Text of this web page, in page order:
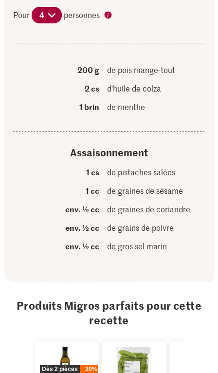
Pour 4 personnes
200 g
de pois mange-tout
2 cs
d'huile de colza
1 brin
de menthe
Assaisonnement
1 cs
de pistaches salées
1 cc
de graines de sésame
env. ½ cc
de graines de coriandre
env. ½ cc
de grains de poivre
env. ½ cc
de gros sel marin
Produits Migros parfaits pour cette
recette
Dès 2 pièces 20%